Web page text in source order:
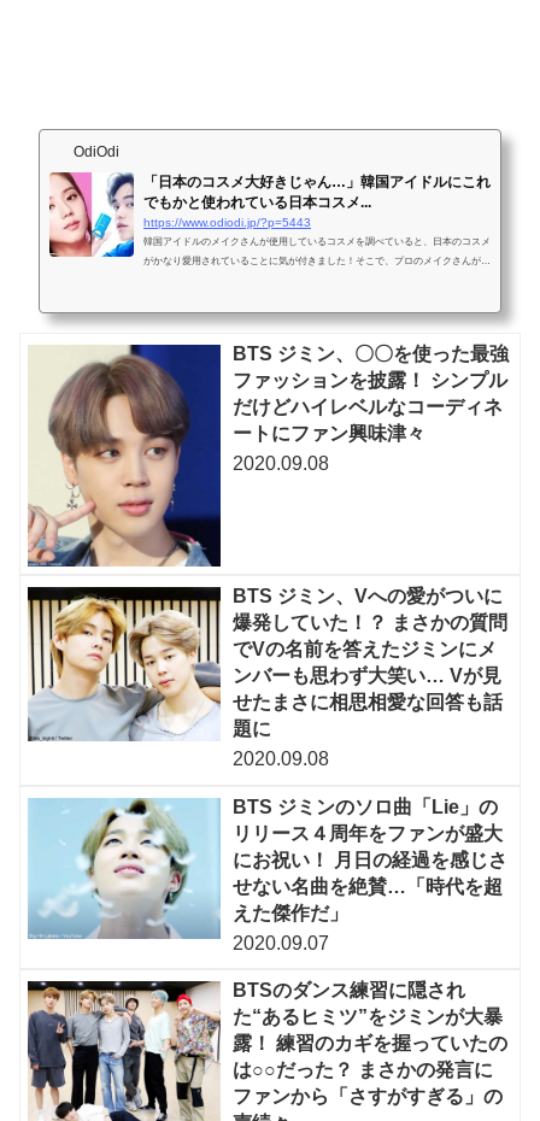
OdiOdi
「日本のコスメ大好きじゃん…」韓国アイドルにこれ
でもかと使われている日本コスメ...
https://www.odiodi.jp/?p=5443
韓国アイドルのメイクさんが使用しているコスメを調べていると、日本のコスメ
がかなり愛用されていることに気が付きました！そこで、プロのメイクさんが使
BTS ジミン、〇〇を使った最強
ファッションを披露！ シンプル
だけどハイレベルなコーディネ
ートにファン興味津々
2020.09.08
BTS ジミン、Vへの愛がついに
爆発していた！？ まさかの質問
でVの名前を答えたジミンにメ
ンバーも思わず大笑い… Vが見
せたまさに相思相愛な回答も話
題に
2020.09.08
BTS ジミンのソロ曲「Lie」の
リリース４周年をファンが盛大
にお祝い！ 月日の経過を感じさ
せない名曲を絶賛…「時代を超
えた傑作だ」
2020.09.07
BTSのダンス練習に隠され
た“あるヒミツ”をジミンが大暴
露！ 練習のカギを握っていたの
は○○だった？ まさかの発言に
ファンから「さすがすぎる」の